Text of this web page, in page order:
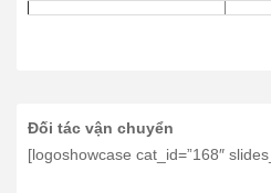
Đối tác vận chuyển
[logoshowcase cat_id=”168″